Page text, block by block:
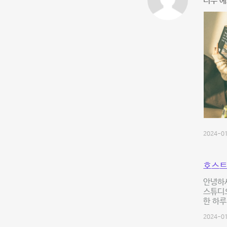
2024-
호스
안녕하
스튜디
한 하
2024-